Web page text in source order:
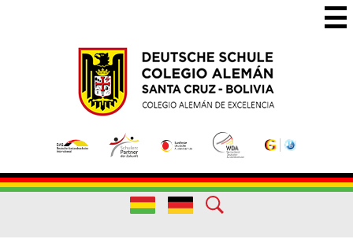
to
main
content
Colegio
Santa
Cruz
Colegio
de
Excelencia
Useful
Links
Useful